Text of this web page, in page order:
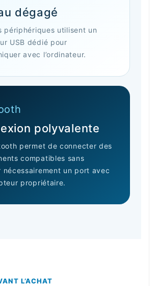
dégagé
périphériques utilisent un
USB dédié pour
avec l’ordinateur.
polyvalente
permet de connecter des
compatibles sans
nécessairement un port avec
propriétaire.
L’ACHAT